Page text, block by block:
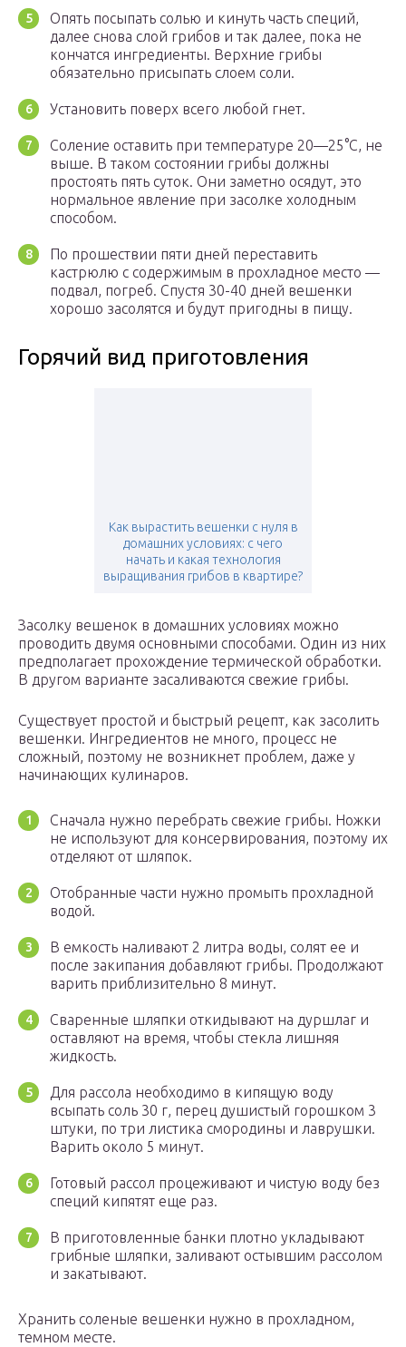
Опять посыпать солью и кинуть часть специй,
далее снова слой грибов и так далее, пока не
кончатся ингредиенты. Верхние грибы
обязательно присыпать слоем соли.
Установить поверх всего любой гнет.
Соление оставить при температуре 20—25°C, не
выше. В таком состоянии грибы должны
простоять пять суток. Они заметно осядут, это
нормальное явление при засолке холодным
способом.
По прошествии пяти дней переставить
кастрюлю с содержимым в прохладное место —
подвал, погреб. Спустя 30-40 дней вешенки
хорошо засолятся и будут пригодны в пищу.
Горячий вид приготовления
Как вырастить вешенки с нуля в
домашних условиях: с чего
начать и какая технология
выращивания грибов в квартире?
Засолку вешенок в домашних условиях можно
проводить двумя основными способами. Один из них
предполагает прохождение термической обработки.
В другом варианте засаливаются свежие грибы.
Существует простой и быстрый рецепт, как засолить
вешенки. Ингредиентов не много, процесс не
сложный, поэтому не возникнет проблем, даже у
начинающих кулинаров.
Сначала нужно перебрать свежие грибы. Ножки
не используют для консервирования, поэтому их
отделяют от шляпок.
Отобранные части нужно промыть прохладной
водой.
В емкость наливают 2 литра воды, солят ее и
после закипания добавляют грибы. Продолжают
варить приблизительно 8 минут.
Сваренные шляпки откидывают на дуршлаг и
оставляют на время, чтобы стекла лишняя
жидкость.
Для рассола необходимо в кипящую воду
всыпать соль 30 г, перец душистый горошком 3
штуки, по три листика смородины и лаврушки.
Варить около 5 минут.
Готовый рассол процеживают и чистую воду без
специй кипятят еще раз.
В приготовленные банки плотно укладывают
грибные шляпки, заливают остывшим рассолом
и закатывают.
Хранить соленые вешенки нужно в прохладном,
темном месте.